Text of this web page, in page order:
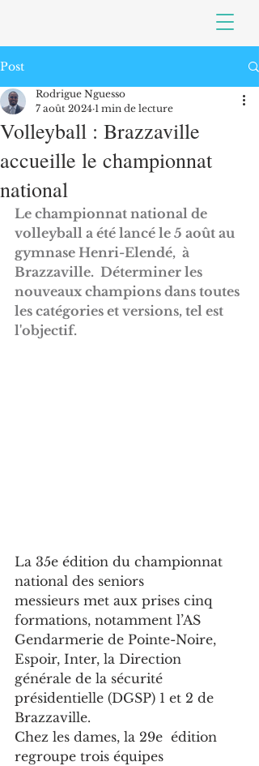
Post
Volleyball : Brazzaville
accueille le championnat
national
Rodrigue Nguesso
7 août 2024 1 min de lecture
Le championnat national de
volleyball a été lancé le 5 août au
gymnase Henri-Elendé,  à
Brazzaville. Déterminer les
nouveaux champions dans toutes
les catégories et versions, tel est
l'objectif.
La 35e édition du championnat
national des seniors
messieurs met aux prises cinq
formations, notamment l’AS
Gendarmerie de Pointe-Noire,
Espoir, Inter, la Direction
générale de la sécurité
présidentielle (DGSP) 1 et 2 de
Brazzaville.
Chez les dames, la 29e  édition
regroupe trois équipes